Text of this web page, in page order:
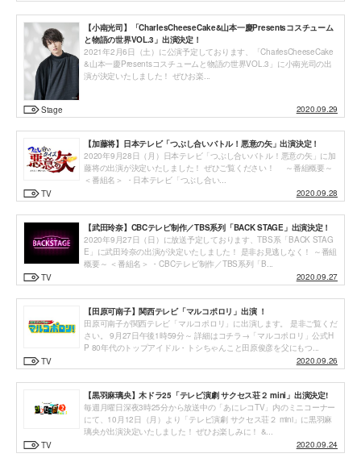
【小南光司】「CharlesCheeseCake&山本一慶Presentsコスチューム
と物語の世界VOL.3」出演決定！
2021年2月6日（土）に公演予定しております、「CharlesCheeseCake
&山本一慶Presentsコスチュームと物語の世界VOL.3」に小南光司の出
演が決定いたしました！ ぜひお楽...
Stage 2020.09.29
【加藤将】日本テレビ「つぶし合いバトル！悪意の矢」出演決定！
2020年9月28日（月）日本テレビ「つぶし合いバトル！悪意の矢」に加
藤将の出演が決定いたしました！ ぜひご覧ください！ ～番組概要～
＜番組名＞ ・日本テレビ「つぶし合い...
TV
2020.09.28
【武田玲奈】CBCテレビ制作／TBS系列「BACK STAGE」出演決定！
2020年9月27日（日）に放送予定しております、TBS系「BACK STAG
E」に武田玲奈の出演が決定いたしました！ 是非お見逃しなく！ ～番組
概要～ ＜番組名＞ ・CBCテレビ制作／TBS系列「B...
TV
2020.09.27
【田原可南子】関西テレビ「マルコポロリ」出演 ！
田原可南子が関西テレビ「マルコポロリ」に出演します。 是非ご覧くだ
さい。 9月27日午後1時59分～ 詳細はコチラ→「マルコポロリ」公式H
P 80年代のトップアイドル・トシちゃんこと田原俊彦を父にもつ...
TV
2020.09.26
【黒羽麻璃央】木ドラ25「テレビ演劇 サクセス荘２ mini」出演決定!
毎週月曜日深夜3時25分から放送中の「あにレコTV」内のミニコーナー
にて、10月12日（月）より「テレビ演劇 サクセス荘２ mini」に黒羽麻
璃央が出演決定いたしました！ ぜひお楽しみに！ &...
TV
2020.09.24